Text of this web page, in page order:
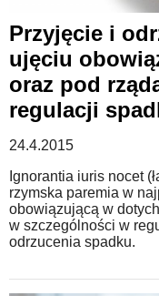
Przyjęcie i
ujęciu
oraz pod
regulacji
24.4.2015
Ignorantia iuris nocet
rzymska paremia w
obowiązującą w
w szczególności w
odrzucenia spadku.